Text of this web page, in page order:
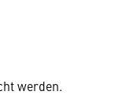
werden.